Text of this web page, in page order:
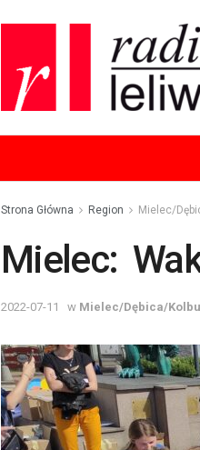
Strona Główna Region Mielec/
Mielec:
2022-07-11 w Mielec/Dębica/